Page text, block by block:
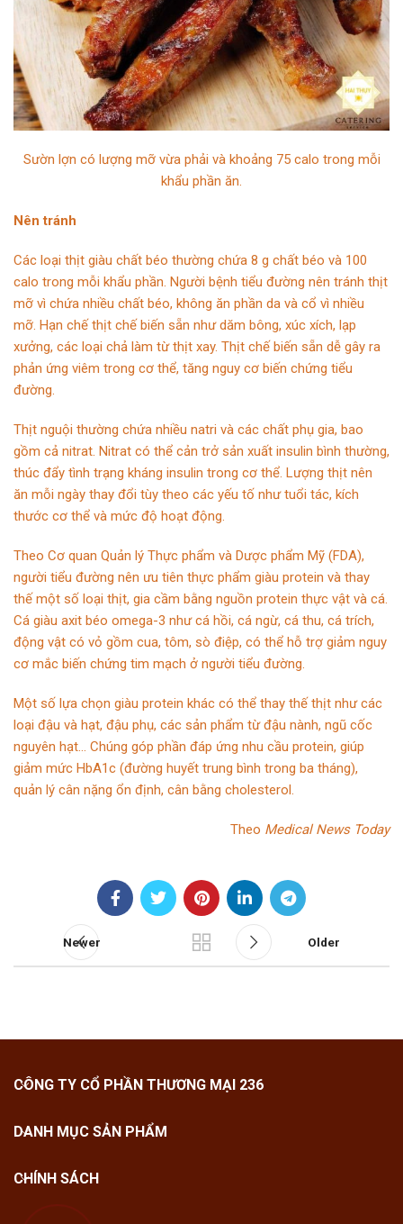
Sườn lợn có lượng mỡ vừa phải và khoảng 75 calo trong mỗi
khẩu phần ăn.
Nên tránh
Các loại thịt giàu chất béo thường chứa 8 g chất béo và 100
calo trong mỗi khẩu phần. Người bệnh tiểu đường nên tránh thịt
mỡ vì chứa nhiều chất béo, không ăn phần da và cổ vì nhiều
mỡ. Hạn chế thịt chế biến sẵn như dăm bông, xúc xích, lạp
xưởng, các loại chả làm từ thịt xay. Thịt chế biến sẵn dễ gây ra
phản ứng viêm trong cơ thể, tăng nguy cơ biến chứng tiểu
đường.
Thịt nguội thường chứa nhiều natri và các chất phụ gia, bao
gồm cả nitrat. Nitrat có thể cản trở sản xuất insulin bình thường,
thúc đẩy tình trạng kháng insulin trong cơ thể. Lượng thịt nên
ăn mỗi ngày thay đổi tùy theo các yếu tố như tuổi tác, kích
thước cơ thể và mức độ hoạt động.
Theo Cơ quan Quản lý Thực phẩm và Dược phẩm Mỹ (FDA),
người tiểu đường nên ưu tiên thực phẩm giàu protein và thay
thế một số loại thịt, gia cầm bằng nguồn protein thực vật và cá.
Cá giàu axit béo omega-3 như cá hồi, cá ngừ, cá thu, cá trích,
động vật có vỏ gồm cua, tôm, sò điệp, có thể hỗ trợ giảm nguy
cơ mắc biến chứng tim mạch ở người tiểu đường.
Một số lựa chọn giàu protein khác có thể thay thế thịt như các
loại đậu và hạt, đậu phụ, các sản phẩm từ đậu nành, ngũ cốc
nguyên hạt… Chúng góp phần đáp ứng nhu cầu protein, giúp
giảm mức HbA1c (đường huyết trung bình trong ba tháng),
quản lý cân nặng ổn định, cân bằng cholesterol.
Theo Medical News Today
Newer Older
CÔNG TY CỔ PHẦN THƯƠNG MẠI 236
DANH MỤC SẢN PHẨM
CHÍNH SÁCH